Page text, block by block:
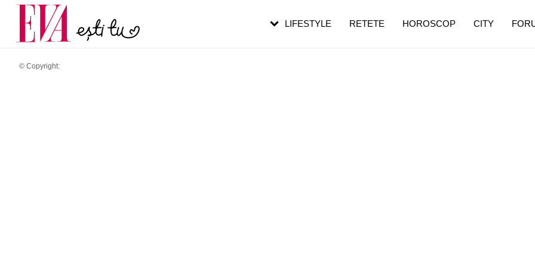
© Copyright:
LIFESTYLE RETETE HOROSCOP CITY
Carieră
Actualitate
pe măsură ce înaintezi în vârstă
de dureroasă este investigația